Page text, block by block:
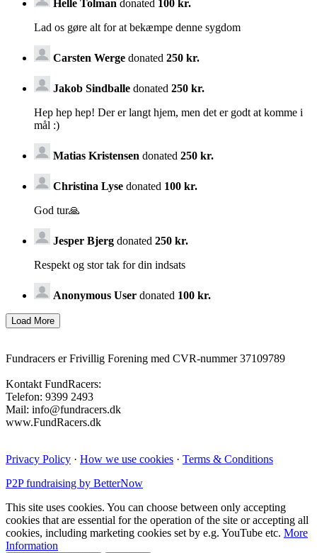
Helle Tolman donated 100 kr.
Lad os gøre alt for at bekæmpe denne sygdom
Carsten Werge donated 250 kr.
Jakob Sindballe donated 250 kr.
Hep hep hep! Der er langt hjem, men det er godt at komme i
mål :)
Matias Kristensen donated 250 kr.
Christina Lyse donated 100 kr.
God tur🙏
Jesper Bjerg donated 250 kr.
Respekt og stor tak for din indsats
Anonymous User donated 100 kr.
Fundracers er Frivillig Forening med CVR-nummer 37109789
Kontakt FundRacers:
Telefon: 9399 2493
Mail: info@fundracers.dk
www.FundRacers.dk
Privacy Policy · How we use cookies · Terms & Conditions
P2P fundraising by BetterNow
This site uses cookies. You can choose between only accepting
cookies that are essential for the operation of the site or accepting all
cookies, including marketing cookies set by e.g. YouTube etc. More
Information